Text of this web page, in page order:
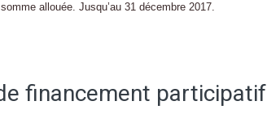
allouée. Jusqu’au 31 décembre 2017.
financement participatif